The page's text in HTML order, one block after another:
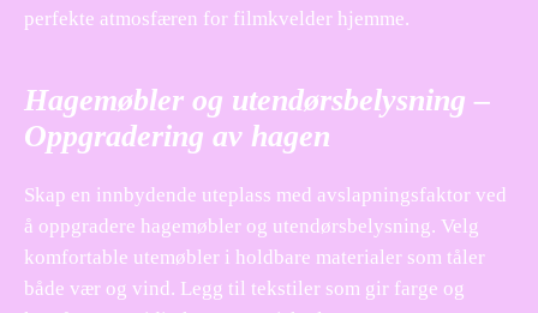
perfekte atmosfæren for filmkvelder hjemme.
Hagemøbler og utendørsbelysning –
Oppgradering av hagen
Skap en innbydende uteplass med avslapningsfaktor ved
å oppgradere hagemøbler og utendørsbelysning. Velg
komfortable utemøbler i holdbare materialer som tåler
både vær og vind. Legg til tekstiler som gir farge og